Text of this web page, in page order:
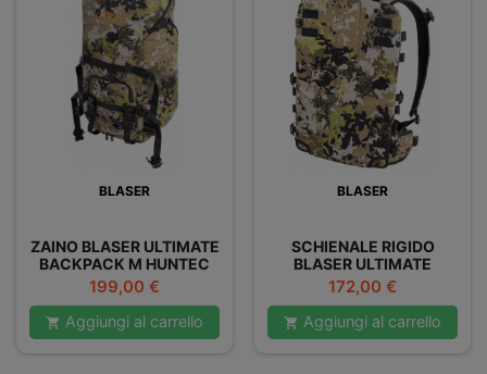
BLASER
ZAINO BLASER ULTIMATE
BACKPACK M HUNTEC
Prezzo
199,00 €
 Aggiungi al carrello
BLASER
SCHIENALE RIGIDO
BLASER ULTIMATE
BACKBONE HT
Prezzo
172,00 €
 Aggiungi al carrello